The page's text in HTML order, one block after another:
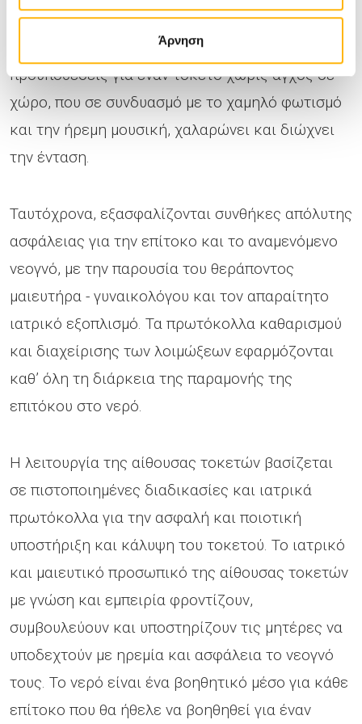
Άρνηση
και αυτή του συζύγου δημιουργούν ένα φιλικό,
ήρεμο περιβάλλον, που διαμορφώνει τις
προϋποθέσεις για έναν τοκετό χωρίς άγχος σε
χώρο, που σε συνδυασμό με το χαμηλό φωτισμό
και την ήρεμη μουσική, χαλαρώνει και διώχνει
την ένταση.
Ταυτόχρονα, εξασφαλίζονται συνθήκες απόλυτης
ασφάλειας για την επίτοκο και το αναμενόμενο
νεογνό, με την παρουσία του θεράποντος
μαιευτήρα - γυναικολόγου και τον απαραίτητο
ιατρικό εξοπλισμό. Τα πρωτόκολλα καθαρισμού
και διαχείρισης των λοιμώξεων εφαρμόζονται
καθ’ όλη τη διάρκεια της παραμονής της
επιτόκου στο νερό.
Η λειτουργία της αίθουσας τοκετών βασίζεται
σε πιστοποιημένες διαδικασίες και ιατρικά
πρωτόκολλα για την ασφαλή και ποιοτική
υποστήριξη και κάλυψη του τοκετού. Το ιατρικό
και μαιευτικό προσωπικό της αίθουσας τοκετών
με γνώση και εμπειρία φροντίζουν,
συμβουλεύουν και υποστηρίζουν τις μητέρες να
υποδεχτούν με ηρεμία και ασφάλεια το νεογνό
τους. Το νερό είναι ένα βοηθητικό μέσο για κάθε
επίτοκο που θα ήθελε να βοηθηθεί για έναν